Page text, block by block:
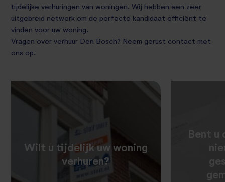
tijdelijke verhuringen van woningen. Wij hebben een zeer
uitgebreid netwerk om de perfecte kandidaat efficiënt te
vinden voor uw woning.
Vragen over verhuur Den Bosch? Neem gerust contact met
ons op.
Wilt u tijdelijk uw woning
verhuren?
Bent u